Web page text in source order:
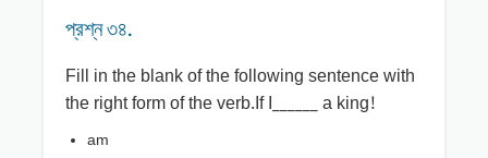
প্রশ্ন ৩৪.
Fill in the blank of the following sentence with
the right form of the verb.If I______ a king!
am